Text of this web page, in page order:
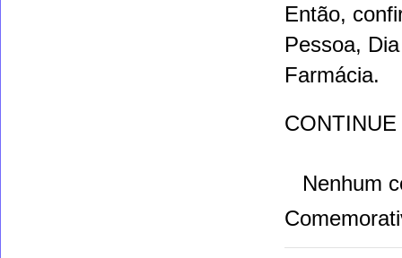
Então,
Pessoa,
Farmácia.
Nenhum